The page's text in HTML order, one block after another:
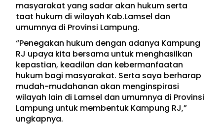
masyarakat yang sadar akan hukum serta
taat hukum di wilayah Kab.Lamsel dan
umumnya di Provinsi Lampung.
“Penegakan hukum dengan adanya Kampung
RJ upaya kita bersama untuk menghasilkan
kepastian, keadilan dan kebermanfaatan
hukum bagi masyarakat. Serta saya berharap
mudah-mudahanan akan menginspirasi
wilayah lain di Lamsel dan umumnya di Provinsi
Lampung untuk membentuk Kampung RJ,”
ungkapnya.